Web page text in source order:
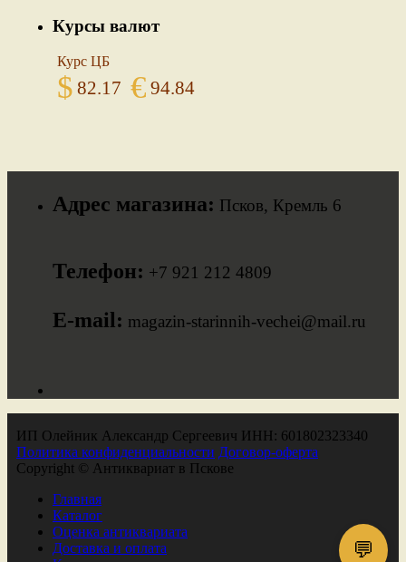
Курсы валют
Курс ЦБ
$ 82.17 € 94.84
Адрес магазина: Псков, Кремль 6
Телефон: +7 921 212 4809
E-mail: magazin-starinnih-vechei@mail.ru
💬
ИП Олейник Александр Сергеевич ИНН: 601802323340
Политика конфиденциальности Договор-оферта
Copyright © Антиквариат в Пскове
Главная
Каталог
Оценка антиквариата
Доставка и оплата